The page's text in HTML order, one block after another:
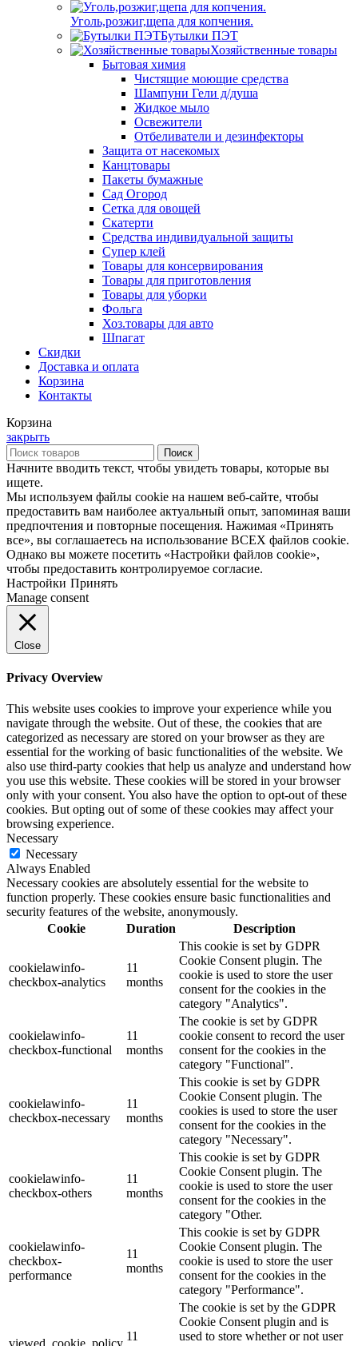
Уголь,розжиг,щепа для копчения.
Бутылки ПЭТ
Хозяйственные товары
Бытовая химия
Чистящие моющие средства
Шампуни Гели д/душа
Жидкое мыло
Освежители
Отбеливатели и дезинфекторы
Защита от насекомых
Канцтовары
Пакеты бумажные
Сад Огород
Сетка для овощей
Скатерти
Средства индивидуальной защиты
Супер клей
Товары для консервирования
Товары для приготовления
Товары для уборки
Фольга
Хоз.товары для авто
Шпагат
Скидки
Доставка и оплата
Корзина
Контакты
Корзина
закрыть
Поиск
Начните вводить текст, чтобы увидеть товары, которые вы
ищете.
Мы используем файлы cookie на нашем веб-сайте, чтобы
предоставить вам наиболее актуальный опыт, запоминая ваши
предпочтения и повторные посещения. Нажимая «Принять
все», вы соглашаетесь на использование ВСЕХ файлов cookie.
Однако вы можете посетить «Настройки файлов cookie»,
чтобы предоставить контролируемое согласие.
Настройки Принять
Manage consent
Close
Privacy Overview
This website uses cookies to improve your experience while you
navigate through the website. Out of these, the cookies that are
categorized as necessary are stored on your browser as they are
essential for the working of basic functionalities of the website. We
also use third-party cookies that help us analyze and understand how
you use this website. These cookies will be stored in your browser
only with your consent. You also have the option to opt-out of these
cookies. But opting out of some of these cookies may affect your
browsing experience.
Necessary
Necessary
Always Enabled
Necessary cookies are absolutely essential for the website to
function properly. These cookies ensure basic functionalities and
security features of the website, anonymously.
Cookie
Duration Description
cookielawinfo-
checkbox-analytics
11
months
This cookie is set by GDPR
Cookie Consent plugin. The
cookie is used to store the user
consent for the cookies in the
category "Analytics".
cookielawinfo-
checkbox-functional
11
months
The cookie is set by GDPR
cookie consent to record the user
consent for the cookies in the
category "Functional".
cookielawinfo-
checkbox-necessary
11
months
This cookie is set by GDPR
Cookie Consent plugin. The
cookies is used to store the user
consent for the cookies in the
category "Necessary".
cookielawinfo-
checkbox-others
11
months
This cookie is set by GDPR
Cookie Consent plugin. The
cookie is used to store the user
consent for the cookies in the
category "Other.
cookielawinfo-
checkbox-
performance
11
months
This cookie is set by GDPR
Cookie Consent plugin. The
cookie is used to store the user
consent for the cookies in the
category "Performance".
11
The cookie is set by the GDPR
Cookie Consent plugin and is
used to store whether or not user